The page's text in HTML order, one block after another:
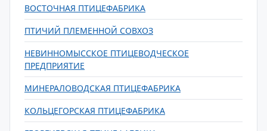
ВОСТОЧНАЯ ПТИЦЕФАБРИКА
ПТИЧИЙ ПЛЕМЕННОЙ СОВХОЗ
НЕВИННОМЫССКОЕ ПТИЦЕВОДЧЕСКОЕ
ПРЕДПРИЯТИЕ
МИНЕРАЛОВОДСКАЯ ПТИЦЕФАБРИКА
КОЛЬЦЕГОРСКАЯ ПТИЦЕФАБРИКА